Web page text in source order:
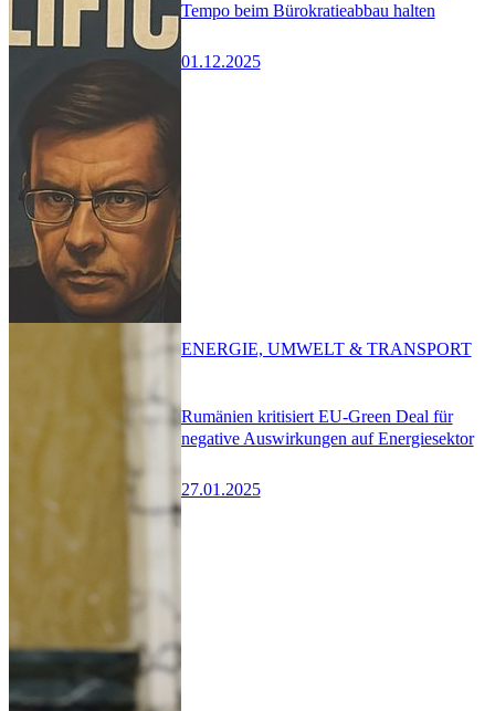
Tempo beim Bürokratieabbau halten
01.12.2025
Rumänien kritisiert EU-Green Deal für
negative Auswirkungen auf Energiesektor
27.01.2025
ENERGIE, UMWELT & TRANSPORT